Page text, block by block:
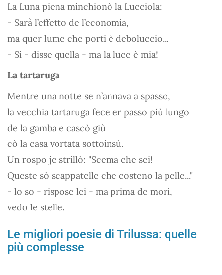
La Luna piena minchionò la Lucciola:
- Sarà l’effetto de l’economia,
ma quer lume che porti è deboluccio...
- Si - disse quella - ma la luce è mia!
La tartaruga
Mentre una notte se n’annava a spasso,
la vecchia tartaruga fece er passo più lungo
de la gamba e cascò giù
cò la casa vortata sottoinsù.
Un rospo je strillò: "Scema che sei!
Queste sò scappatelle che costeno la pelle..."
- lo so - rispose lei - ma prima de morì,
vedo le stelle.
Le migliori poesie di Trilussa: quelle
più complesse